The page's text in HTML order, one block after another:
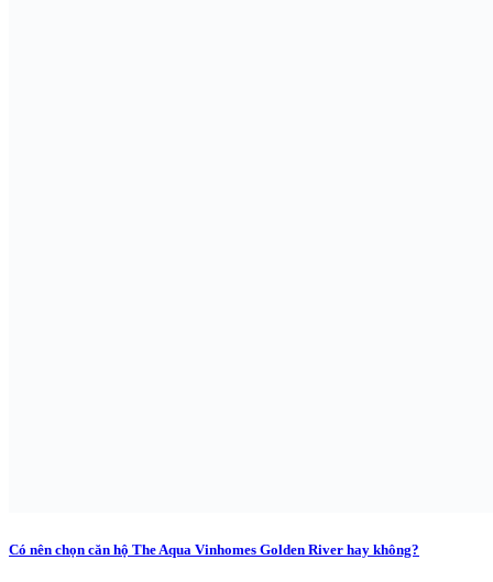
Có nên chọn căn hộ The Aqua Vinhomes Golden River hay không?